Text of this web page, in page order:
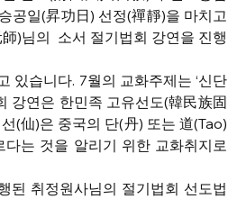
공일(昇功日) 선정(禪靜)을 마치고
)님의  소서 절기법회 강연을 진행
있습니다. 7월의 교화주제는 ‘신단
강연은 한민족 고유선도(韓民族固
(仙)은 중국의 단(丹) 또는 道(Tao)
는 것을 알리기 위한 교화취지로
된 취정원사님의 절기법회 선도법